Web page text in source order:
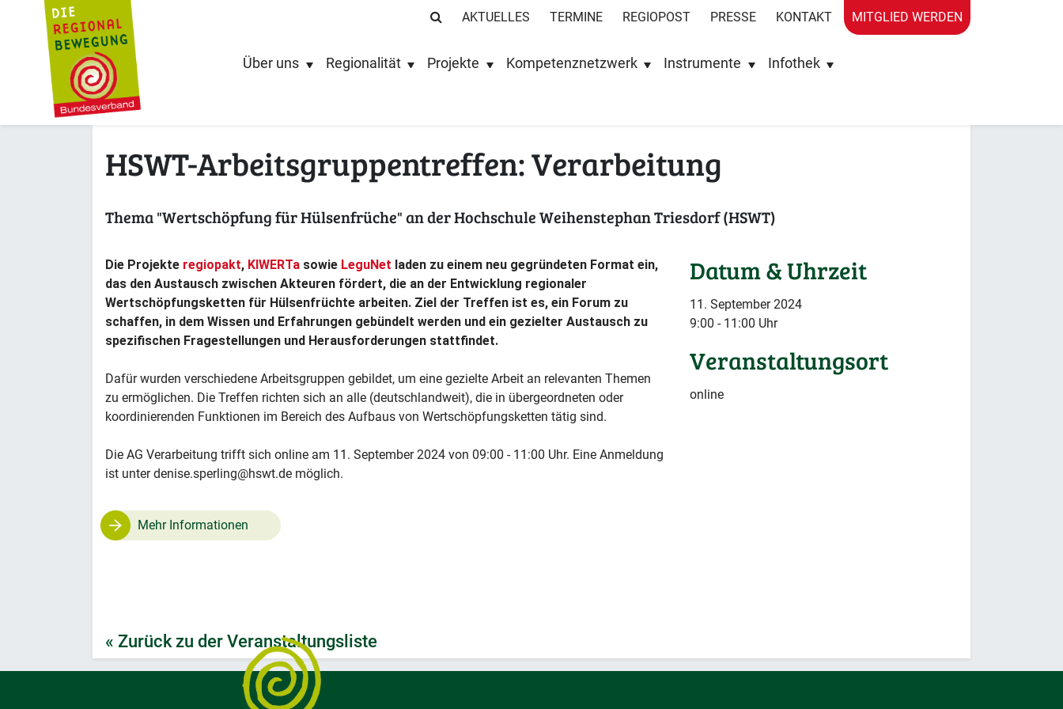
AKTUELLES TERMINE REGIOPOST PRESSE KONTAKT MITGLIED WERDEN
Über uns Regionalität Projekte Kompetenznetzwerk Instrumente Infothek
HSWT-Arbeitsgruppentreffen: Verarbeitung
Thema "Wertschöpfung für Hülsenfrüche" an der Hochschule Weihenstephan Triesdorf (HSWT)
Die Projekte regiopakt, KIWERTa sowie LeguNet laden zu einem neu gegründeten Format ein,
das den Austausch zwischen Akteuren fördert, die an der Entwicklung regionaler
Wertschöpfungsketten für Hülsenfrüchte arbeiten. Ziel der Treffen ist es, ein Forum zu
schaffen, in dem Wissen und Erfahrungen gebündelt werden und ein gezielter Austausch zu
spezifischen Fragestellungen und Herausforderungen stattfindet.
Dafür wurden verschiedene Arbeitsgruppen gebildet, um eine gezielte Arbeit an relevanten Themen
zu ermöglichen. Die Treffen richten sich an alle (deutschlandweit), die in übergeordneten oder
koordinierenden Funktionen im Bereich des Aufbaus von Wertschöpfungsketten tätig sind.
Die AG Verarbeitung trifft sich online am 11. September 2024 von 09:00 - 11:00 Uhr. Eine Anmeldung
ist unter denise.sperling@hswt.de möglich.
Mehr Informationen
Datum & Uhrzeit
11. September 2024
9:00 - 11:00 Uhr
Veranstaltungsort
online
« Zurück zu der Veranstaltungsliste